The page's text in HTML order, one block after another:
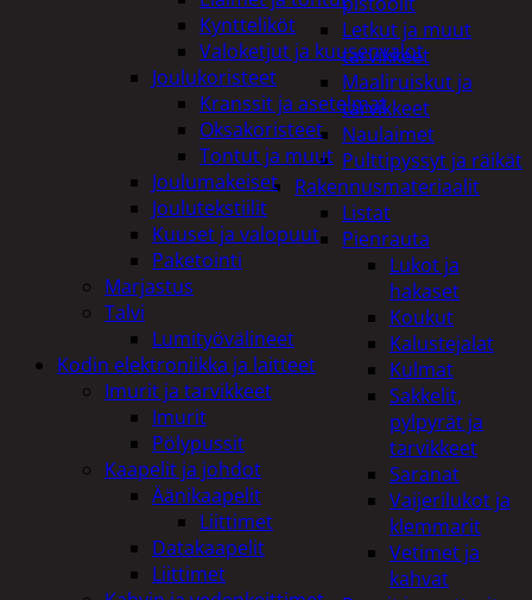
Letkut ja muut
tarvikkeet
Maaliruiskut ja
tarvikkeet
Naulaimet
Pulttipyssyt ja räikät
Rakennusmateriaalit
Listat
Pienrauta
Lukot ja
hakaset
Koukut
Kalustejalat
Kulmat
Sakkelit,
pylpyrät ja
tarvikkeet
Saranat
Vaijerilukot ja
klemmarit
Vetimet ja
kahvat
Kyntteliköt
Valoketjut ja kuusenvalot
Joulukoristeet
Kranssit ja asetelmat
Oksakoristeet
Tontut ja muut
Joulumakeiset
Joulutekstiilit
Kuuset ja valopuut
Paketointi
Marjastus
Talvi
Lumityövälineet
Kodin elektroniikka ja laitteet
Imurit ja tarvikkeet
Imurit
Pölypussit
Kaapelit ja johdot
Äänikaapelit
Liittimet
Datakaapelit
Liittimet